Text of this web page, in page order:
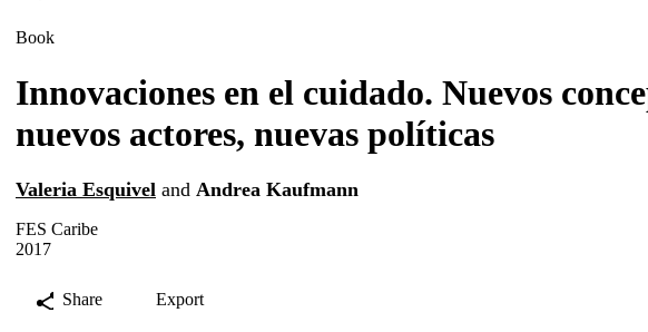
Book
Innovaciones en el cuidado. Nuevos
nuevos actores, nuevas políticas
Valeria Esquivel and Andrea Kaufmann
FES Caribe
2017
Share Export